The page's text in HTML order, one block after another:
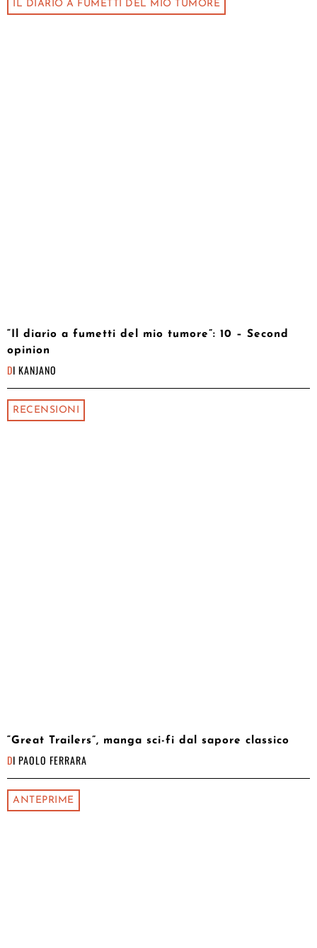
IL DIARIO A FUMETTI DEL MIO TUMORE
“Il diario a fumetti del mio tumore”: 10 – Second
opinion
DI KANJANO
RECENSIONI
“Great Trailers”, manga sci-fi dal sapore classico
DI PAOLO FERRARA
ANTEPRIME